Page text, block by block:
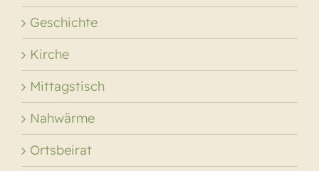
Geschichte
Kirche
Mittagstisch
Nahwärme
Ortsbeirat